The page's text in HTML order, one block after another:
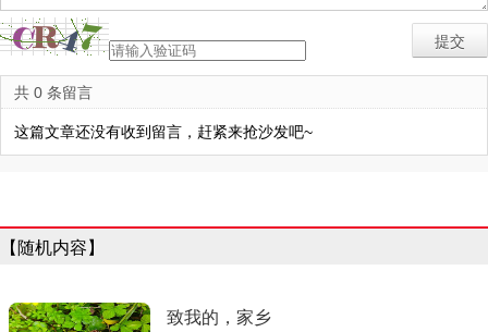
共 0 条留言
这篇文章还没有收到留言，赶紧来抢沙发吧~
【随机内容】
致我的，家乡